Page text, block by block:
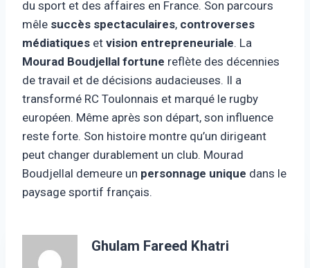
du sport et des affaires en France. Son parcours
mêle succès spectaculaires, controverses
médiatiques et vision entrepreneuriale. La
Mourad Boudjellal fortune reflète des décennies
de travail et de décisions audacieuses. Il a
transformé RC Toulonnais et marqué le rugby
européen. Même après son départ, son influence
reste forte. Son histoire montre qu’un dirigeant
peut changer durablement un club. Mourad
Boudjellal demeure un personnage unique dans le
paysage sportif français.
Ghulam Fareed Khatri